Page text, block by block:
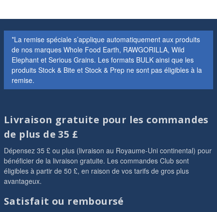
*La remise spéciale s’applique automatiquement aux produits
de nos marques Whole Food Earth, RAWGORILLA, Wild
Elephant et Serious Grains. Les formats BULK ainsi que les
produits Stock & Bite et Stock & Prep ne sont pas éligibles à la
remise.
Livraison gratuite pour les commandes
de plus de 35 £
Dépensez 35 £ ou plus (livraison au Royaume-Uni continental) pour
bénéficier de la livraison gratuite. Les commandes Club sont
éligibles à partir de 50 £, en raison de vos tarifs de gros plus
avantageux.
Satisfait ou remboursé